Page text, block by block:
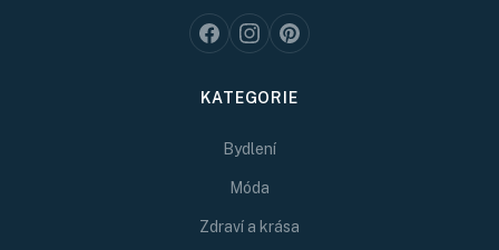
KATEGORIE
Bydlení
Móda
Zdraví a krása